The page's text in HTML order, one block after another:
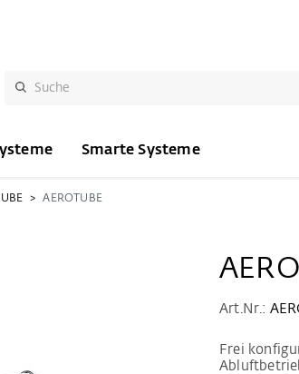
Smarte Systeme
AEROTUBE
Art.Nr.:
Frei